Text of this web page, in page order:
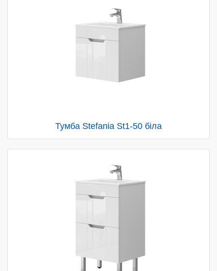
Тумба Stefania St1-50 біла